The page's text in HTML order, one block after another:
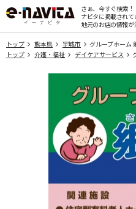
さぁ、今すぐ検索！
ナビタに掲載されて
地元のお店の情報が
トップ 熊本県 宇城市
グループホーム
トップ
介護・福祉 デイケアサービス